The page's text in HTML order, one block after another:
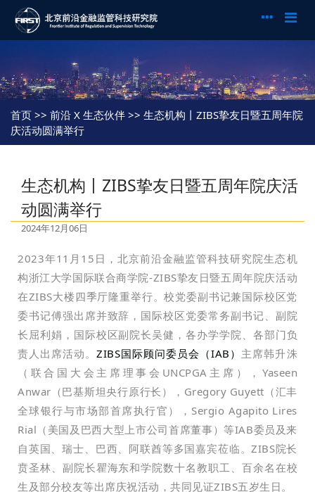
首页 >> 前沿 X 生态伙伴 >> 生态机构丨ZIBS挚友日暨五周年院
庆活动圆满举行
生态机构丨ZIBS挚友日暨五周年院庆活
动圆满举行
2024年12月06日
2023年11月15日， 北京前沿金融监管科技研究院生态机
构浙江大学国际联合商学院-ZIBS挚友日暨五周年院庆活动
在ZIBS大楼四季厅隆重举行。校党委副书记兼国际校区党
委书记傅强出席并致辞，国际校区党委常务副书记、副院
长屈利娟，国际校区副院长吴健，各办学学院、各部门负
责人出席活动。ZIBS国际顾问委员会（IAB） 主席韩升洙
（联合国大会主席理事会UNCPGA主席），Yaseen
Anwar（巴基斯坦央行原行长），Gregory Guyett（汇丰
全球银行与市场部首席执行官），Sergio Agapito Lires
Rial（美国及巴西大型上市公司首席董事）等IAB委员及来
自英国、瑞士、巴西、阿联酋等多国嘉宾莅临。ZIBS院长
贲圣林、副院长瞿海东和学院数十名教职工、百余名在校
生及部分校友等出席庆祝活动，共同见证ZIBS五岁生日。